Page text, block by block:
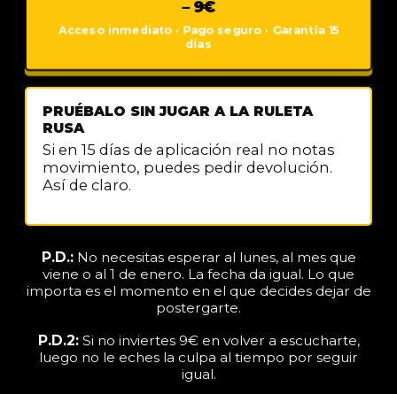
– 9€
Acceso inmediato · Pago seguro · Garantía 15
días
PRUÉBALO SIN JUGAR A LA RULETA
RUSA
Si en 15 días de aplicación real no notas
movimiento, puedes pedir devolución.
Así de claro.
P.D.:No necesitas esperar al lunes, al mes que
viene o al 1 de enero. La fecha da igual. Lo que
importa es el momento en el que decides dejar de
postergarte.
P.D.2:Si no inviertes 9€ en volver a escucharte,
luego no le eches la culpa al tiempo por seguir
igual.